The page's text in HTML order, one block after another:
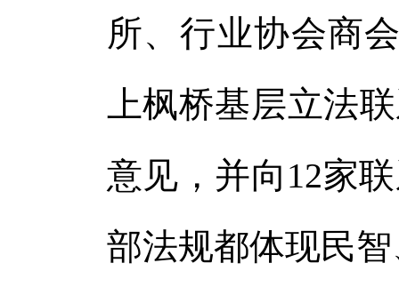
所、行业协会商
上枫桥基层立法
意见，并向12家
部法规都体现民